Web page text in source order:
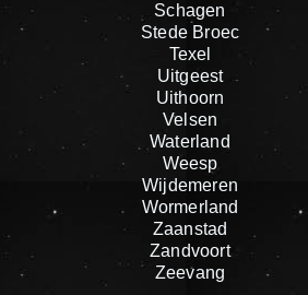
Schagen
Stede Broec
Texel
Uitgeest
Uithoorn
Velsen
Waterland
Weesp
Wijdemeren
Wormerland
Zaanstad
Zandvoort
Zeevang